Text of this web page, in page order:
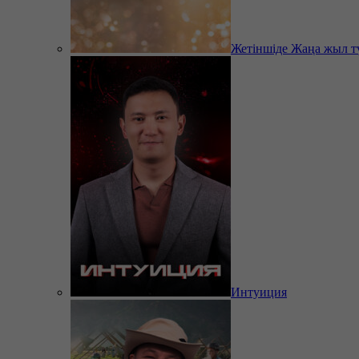
Жетіншіде Жаңа жыл
Интуиция